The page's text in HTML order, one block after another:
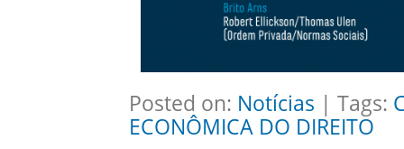
Posted on: Notícias | Tags:
ECONÔMICA DO DIREITO